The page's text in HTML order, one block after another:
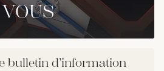
VOUS
bulletin d’information